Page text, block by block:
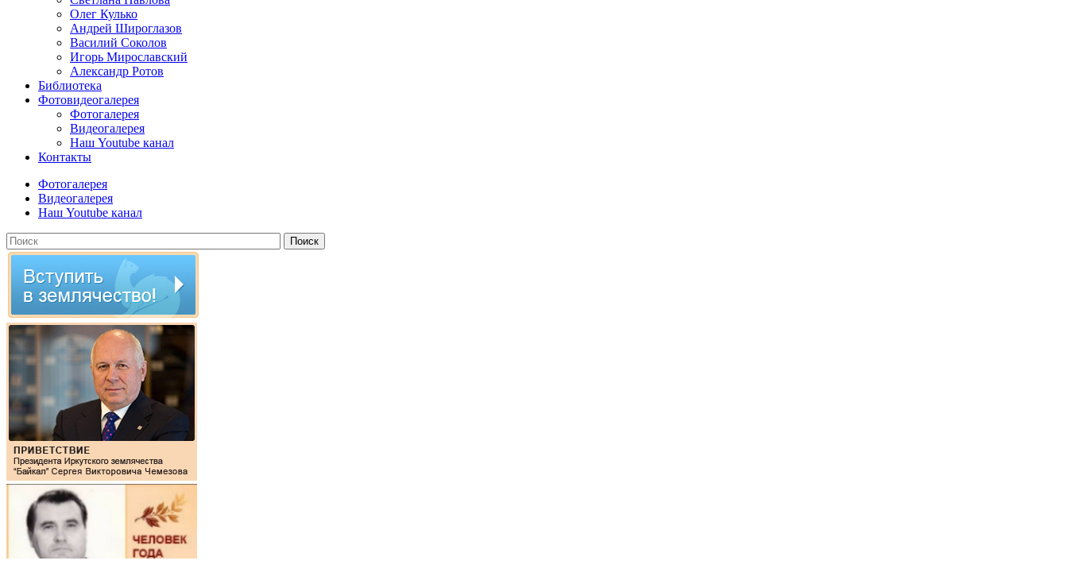
Олег Кулько
Андрей Широглазов
Василий Соколов
Игорь Мирославский
Александр Ротов
Библиотека
Фотовидеогалерея
Фотогалерея
Видеогалерея
Наш Youtube канал
Контакты
Фотогалерея
Видеогалерея
Наш Youtube канал